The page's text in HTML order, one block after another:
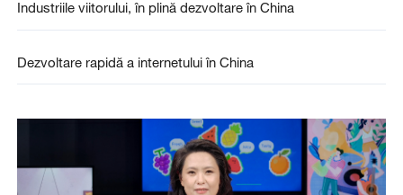
Industriile viitorului, în plină dezvoltare în China
Dezvoltare rapidă a internetului în China